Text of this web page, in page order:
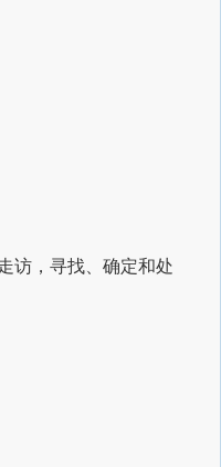
访，寻找、确定和处